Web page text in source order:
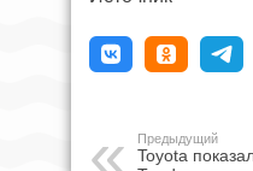
Предыдущий
Toyota